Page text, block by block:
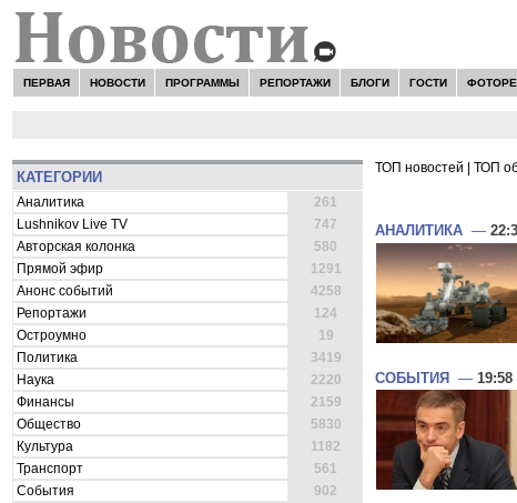
ПЕРВАЯ НОВОСТИ ПРОГРАММЫ РЕПОРТАЖИ БЛОГИ ГОСТИ
КАТЕГОРИИ
Аналитика
261
Lushnikov Live TV
747
Авторская колонка
580
Прямой эфир
1291
Анонс событий
4258
Репортажи
124
Остроумно
19
Политика
3419
Наука
2220
Финансы
2159
Общество
5830
Культура
1182
Транспорт
561
События
902
ТОП новостей ТОП
АНАЛИТИКА —
СОБЫТИЯ — 19:58